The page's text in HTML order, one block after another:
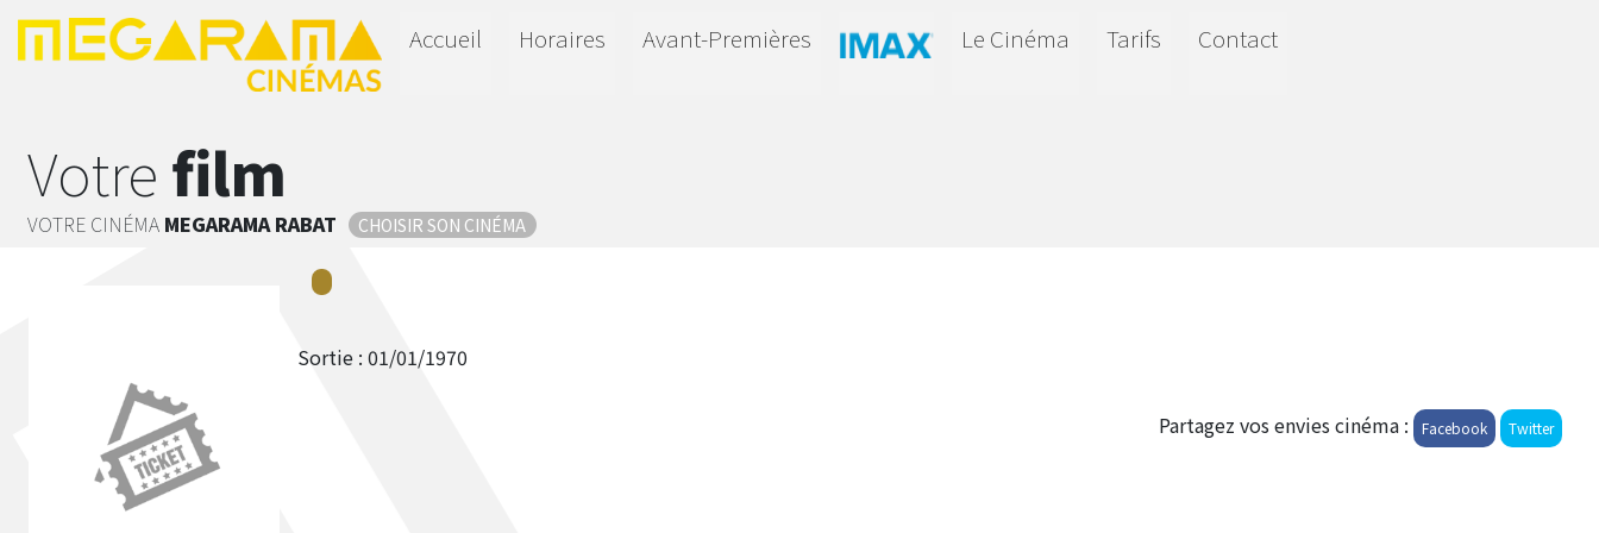
Accueil Horaires Avant-Premières Le Cinéma Tarifs Contact
Votre film
VOTRE CINÉMA MEGARAMARABAT CHOISIR SON CINÉMA
Sortie : 01/01/1970
Partagez vos envies cinéma : Facebook Twitter